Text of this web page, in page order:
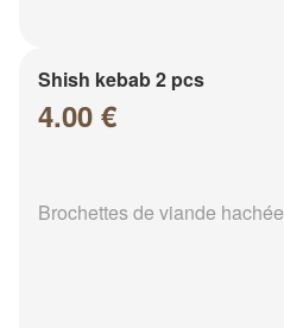
Shish kebab 2 pcs
4.00 €
Brochettes de viande hachée